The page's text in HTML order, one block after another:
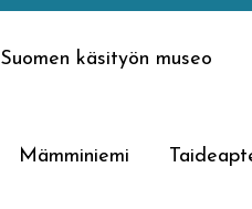
Suomen käsityön museo
Mämminiemi